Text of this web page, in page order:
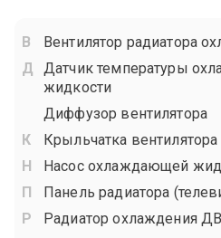
Вентилятор радиатора
Датчик температуры
жидкости
Диффузор вентилятора
Крыльчатка вентилятора
Насос охлаждающей
Панель радиатора
Радиатор охлаждения